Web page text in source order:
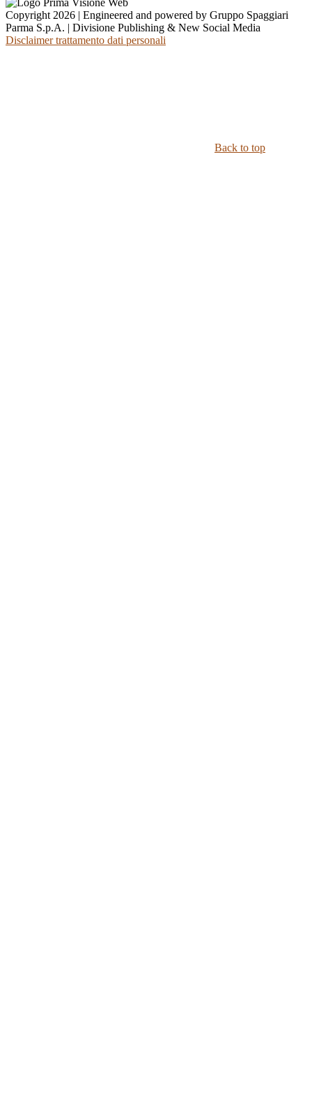
Copyright 2026 | Engineered and powered by Gruppo Spaggiari
Parma S.p.A. | Divisione Publishing & New Social Media
Disclaimer trattamento dati personali
Back to top